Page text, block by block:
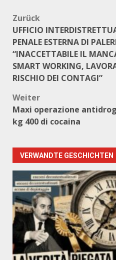
Zurück
UFFICIO
PENALE ESTERNA DI
“INACCETTABILE IL
SMART WORKING,
RISCHIO DEI CONTAGI”
Weiter
Maxi operazione
kg 400 di cocaina
VERWANDTE GESCHICHTEN